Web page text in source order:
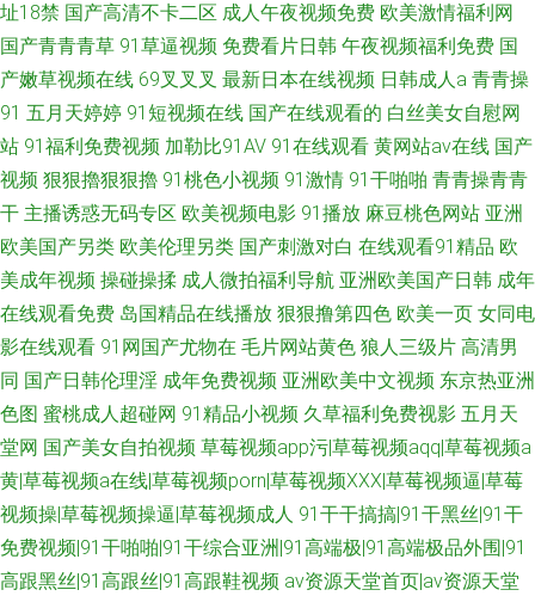
址18禁 国产高清不卡二区 成人午夜视频免费 欧美激情福利网
国产青青青草 91草逼视频 免费看片日韩 午夜视频福利免费 国
产嫩草视频在线 69叉叉叉 最新日本在线视频 日韩成人a 青青操
91 五月天婷婷 91短视频在线 国产在线观看的 白丝美女自慰网
站 91福利免费视频 加勒比91AV 91在线观看 黄网站av在线 国产
视频 狠狠擼狠狠擼 91桃色小视频 91激情 91干啪啪 青青操青青
干 主播诱惑无码专区 欧美视频电影 91播放 麻豆桃色网站 亚洲
欧美国产另类 欧美伦理另类 国产刺激对白 在线观看91精品 欧
美成年视频 操碰操揉 成人微拍福利导航 亚洲欧美国产日韩 成年
在线观看免费 岛国精品在线播放 狠狠撸第四色 欧美一页 女同电
影在线观看 91网国产尤物在 毛片网站黄色 狼人三级片 高清男
同 国产日韩伦理淫 成年免费视频 亚洲欧美中文视频 东京热亚洲
色图 蜜桃成人超碰网 91精品小视频 久草福利免费视影 五月天
堂网 国产美女自拍视频 草莓视频app污|草莓视频aqq|草莓视频a
黄|草莓视频a在线|草莓视频porn|草莓视频XXX|草莓视频逼|草莓
视频操|草莓视频操逼|草莓视频成人 91干干搞搞|91干黑丝|91干
免费视频|91干啪啪|91干综合亚洲|91高端极|91高端极品外围|91
高跟黑丝|91高跟丝|91高跟鞋视频 av资源天堂首页|av资源天堂